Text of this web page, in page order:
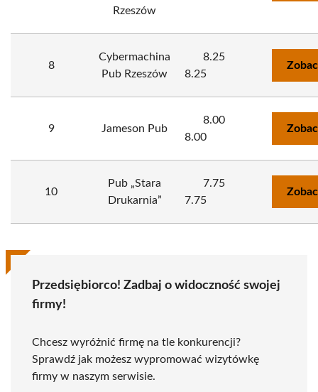
Rzeszów
8
Cybermachina
Pub Rzeszów
8.25
8.25
9 Jameson Pub
8.00
8.00
10
Pub „Stara
Drukarnia”
7.75
7.75
Przedsiębiorco! Zadbaj o widoczność swojej
firmy!
Chcesz wyróżnić firmę na tle konkurencji?
Sprawdź jak możesz wypromować wizytówkę
firmy w naszym serwisie.